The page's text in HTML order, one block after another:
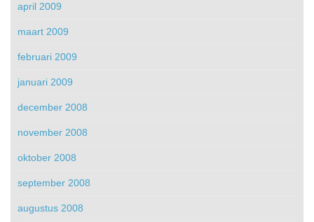
april 2009
maart 2009
februari 2009
januari 2009
december 2008
november 2008
oktober 2008
september 2008
augustus 2008